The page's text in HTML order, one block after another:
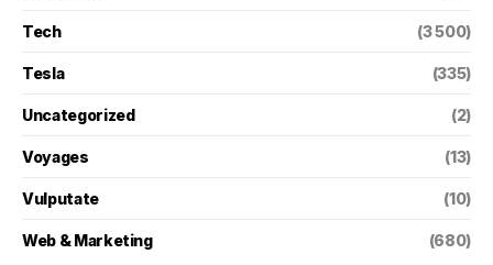
Tech (3 500)
Tesla (335)
Uncategorized (2)
Voyages (13)
Vulputate (10)
Web & Marketing (680)